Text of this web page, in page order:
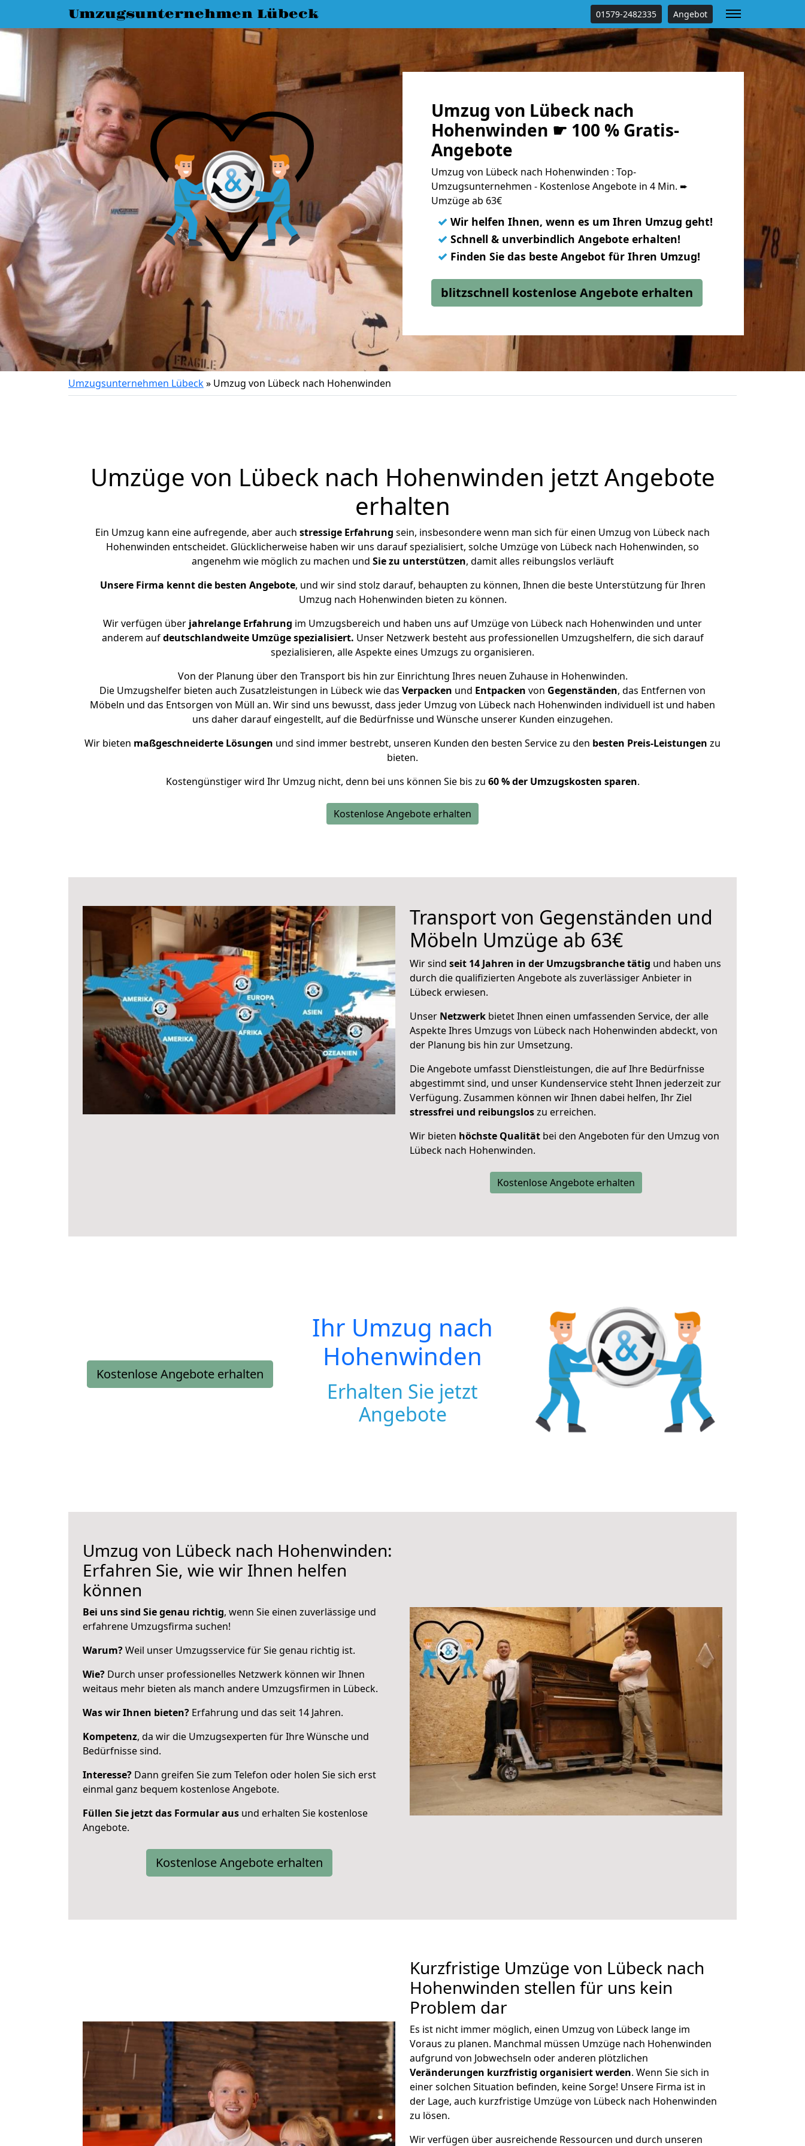
Umzugsunternehmen Lübeck 01579-2482335 Angebot
Umzug von Lübeck nach
Hohenwinden ☛ 100 % Gratis-
Angebote
Umzug von Lübeck nach Hohenwinden : Top-
Umzugsunternehmen - Kostenlose Angebote in 4 Min. ➨
Umzüge ab 63€
✓ Wir helfen Ihnen, wenn es um Ihren Umzug geht!
✓ Schnell & unverbindlich Angebote erhalten!
✓ Finden Sie das beste Angebot für Ihren Umzug!
blitzschnell kostenlose Angebote erhalten
Umzugsunternehmen Lübeck» Umzug von Lübeck nach Hohenwinden
Umzüge von Lübeck nach Hohenwinden jetzt Angebote
erhalten
Ein Umzug kann eine aufregende, aber auch stressige Erfahrung sein, insbesondere wenn man sich für einen Umzug von Lübeck nach
Hohenwinden entscheidet. Glücklicherweise haben wir uns darauf spezialisiert, solche Umzüge von Lübeck nach Hohenwinden, so
angenehm wie möglich zu machen und Sie zu unterstützen, damit alles reibungslos verläuft
Unsere Firma kennt die besten Angebote, und wir sind stolz darauf, behaupten zu können, Ihnen die beste Unterstützung für Ihren
Umzug nach Hohenwinden bieten zu können.
Wir verfügen über jahrelange Erfahrung im Umzugsbereich und haben uns auf Umzüge von Lübeck nach Hohenwinden und unter
anderem aufdeutschlandweite Umzüge spezialisiert. Unser Netzwerk besteht aus professionellen Umzugshelfern, die sich darauf
spezialisieren, alle Aspekte eines Umzugs zu organisieren.
Von der Planung über den Transport bis hin zur Einrichtung Ihres neuen Zuhause in Hohenwinden.
Die Umzugshelfer bieten auch Zusatzleistungen in Lübeck wie das Verpacken und Entpacken von Gegenständen, das Entfernen von
Möbeln und das Entsorgen von Müll an. Wir sind uns bewusst, dass jeder Umzug von Lübeck nach Hohenwinden individuell ist und haben
uns daher darauf eingestellt, auf die Bedürfnisse und Wünsche unserer Kunden einzugehen.
Wir bieten maßgeschneiderte Lösungen und sind immer bestrebt, unseren Kunden den besten Service zu den besten Preis-Leistungen zu
bieten.
Kostengünstiger wird Ihr Umzug nicht, denn bei uns können Sie bis zu 60 % der Umzugskosten sparen.
Kostenlose Angebote erhalten
Transport von Gegenständen und
Möbeln Umzüge ab 63€
Wir sind seit 14 Jahren in der Umzugsbranche tätig und haben uns
durch die qualifizierten Angebote als zuverlässiger Anbieter in
Lübeck erwiesen.
Unser Netzwerk bietet Ihnen einen umfassenden Service, der alle
Aspekte Ihres Umzugs von Lübeck nach Hohenwinden abdeckt, von
der Planung bis hin zur Umsetzung.
Die Angebote umfasst Dienstleistungen, die auf Ihre Bedürfnisse
abgestimmt sind, und unser Kundenservice steht Ihnen jederzeit zur
Verfügung. Zusammen können wir Ihnen dabei helfen, Ihr Ziel
stressfrei und reibungsloszu erreichen.
Wir bieten höchste Qualität bei den Angeboten für den Umzug von
Lübeck nach Hohenwinden.
Kostenlose Angebote erhalten
Kostenlose Angebote erhalten
Ihr Umzug nach
Hohenwinden
Erhalten Sie jetzt
Angebote
Umzug von Lübeck nach Hohenwinden:
Erfahren Sie, wie wir Ihnen helfen
können
Bei uns sind Sie genau richtig, wenn Sie einen zuverlässige und
erfahrene Umzugsfirma suchen!
Warum?Weil unser Umzugsservice für Sie genau richtig ist.
Wie? Durch unser professionelles Netzwerk können wir Ihnen
weitaus mehr bieten als manch andere Umzugsfirmen in Lübeck.
Was wir Ihnen bieten? Erfahrung und das seit 14 Jahren.
Kompetenz, da wir die Umzugsexperten für Ihre Wünsche und
Bedürfnisse sind.
Interesse? Dann greifen Sie zum Telefon oder holen Sie sich erst
einmal ganz bequem kostenlose Angebote.
Füllen Sie jetzt das Formular aus und erhalten Sie kostenlose
Angebote.
Kostenlose Angebote erhalten
Kurzfristige Umzüge von Lübeck nach
Hohenwinden stellen für uns kein
Problem dar
Es ist nicht immer möglich, einen Umzug von Lübeck lange im
Voraus zu planen. Manchmal müssen Umzüge nach Hohenwinden
aufgrund von Jobwechseln oder anderen plötzlichen
Veränderungen kurzfristig organisiert werden. Wenn Sie sich in
einer solchen Situation befinden, keine Sorge! Unsere Firma ist in
der Lage, auch kurzfristige Umzüge von Lübeck nach Hohenwinden
zu lösen.
Wir verfügen über ausreichende Ressourcen und durch unseren